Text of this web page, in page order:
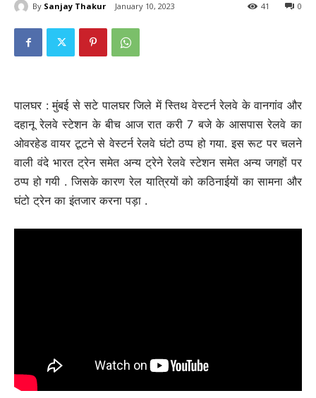
By Sanjay Thakur January 10, 2023 0
41
पालघर : मुंबई से सटे पालघर जिले में स्तिथ वेस्टर्न रेलवे के वानगांव और
दहानू रेलवे स्टेशन के बीच आज रात करी 7 बजे के आसपास रेलवे का
ओवरहेड वायर टूटने से वेस्टर्न रेलवे घंटो ठप्प हो गया. इस रूट पर चलने
वाली वंदे भारत ट्रेन समेत अन्य ट्रेने रेलवे स्टेशन समेत अन्य जगहों पर
ठप्प हो गयी . जिसके कारण रेल यात्रियों को कठिनाईयों का सामना और
घंटो ट्रेन का इंतजार करना पड़ा .